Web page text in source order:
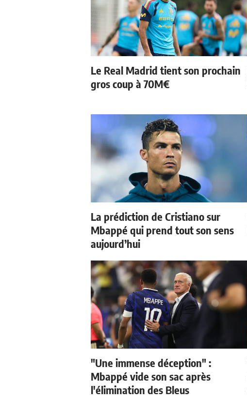
Le Real Madrid tient son prochain
gros coup à 70M€
La prédiction de Cristiano sur
Mbappé qui prend tout son sens
aujourd’hui
"Une immense déception" :
Mbappé vide son sac après
l'élimination des Bleus